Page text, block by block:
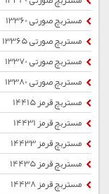
مستربچ صورتی 13360
مستربچ صورتی 13365
مستربچ صورتی 13370
مستربچ صورتی 13380
مستربچ قرمز 14415
مستربچ قرمز 14431
مستربچ قرمز 14433
مستربچ قرمز 14435
مستربچ قرمز 14438